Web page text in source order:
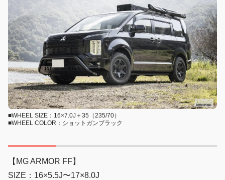
■WHEEL SIZE：16×7.0J＋35（235/70）
■WHEEL COLOR：ショットガンブラック
【MG ARMOR FF】
SIZE：16×5.5J〜17×8.0J